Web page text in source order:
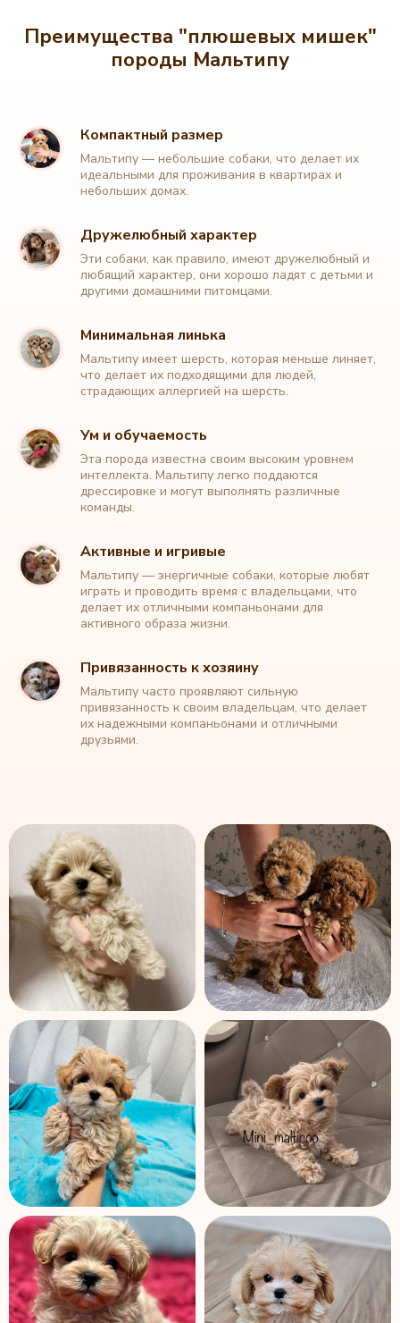
Преимущества "плюшевых мишек"
породы Мальтипу
Компактный размер
Мальтипу — небольшие собаки, что делает их
идеальными для проживания в квартирах и
небольших домах.
Дружелюбный характер
Эти собаки, как правило, имеют дружелюбный и
любящий характер, они хорошо ладят с детьми и
другими домашними питомцами.
Минимальная линька
Мальтипу имеет шерсть, которая меньше линяет,
что делает их подходящими для людей,
страдающих аллергией на шерсть.
Ум и обучаемость
Эта порода известна своим высоким уровнем
интеллекта. Мальтипу легко поддаются
дрессировке и могут выполнять различные
команды.
Активные и игривые
Мальтипу — энергичные собаки, которые любят
играть и проводить время с владельцами, что
делает их отличными компаньонами для
активного образа жизни.
Привязанность к хозяину
Мальтипу часто проявляют сильную
привязанность к своим владельцам, что делает
их надежными компаньонами и отличными
друзьями.